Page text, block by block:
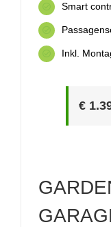
Smart
Inkl.
€